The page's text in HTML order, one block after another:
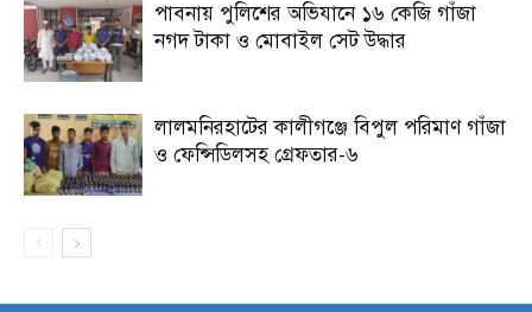
পাবনায় পুলিশের অভিযানে ১৬ কেজি গাঁজা
নগদ টাকা ও মোবাইল সেট উদ্ধার
লালমনিরহাটের কালীগঞ্জে বিপুল পরিমাণ গাঁজা
ও ফেন্সিডিলসহ গ্রেফতার-৬